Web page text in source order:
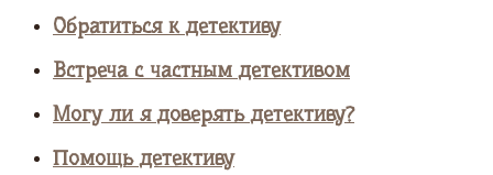
Обратиться к детективу
Встреча с частным детективом
Могу ли я доверять детективу?
Помощь детективу